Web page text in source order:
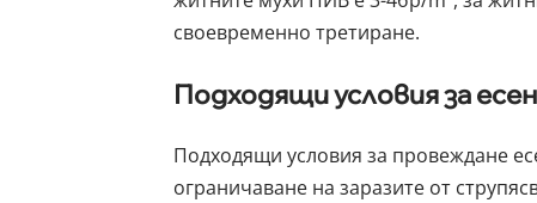
своевременно третиране.
Подходящи условия за
Подходящи условия за провеждане
ограничаване на заразите от